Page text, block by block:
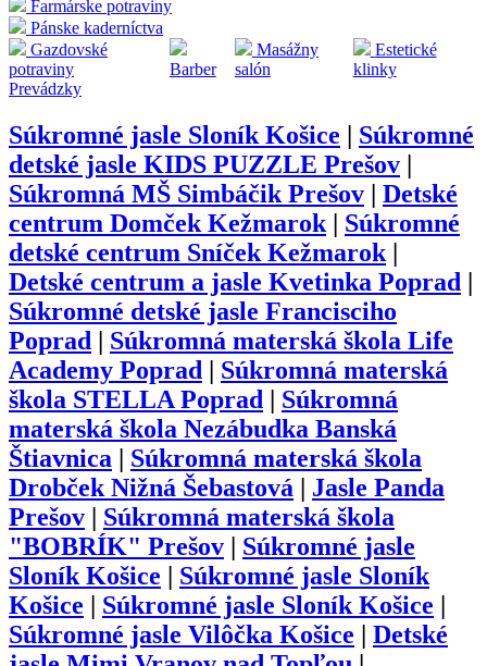
Farmárske potraviny
Pánske kaderníctva
Gazdovské
potraviny
Barber
Masážny
salón
Estetické
klinky
Prevádzky
Súkromné jasle Sloník Košice
Súkromné
detské jasle KIDS PUZZLE Prešov
Súkromná MŠ Simbáčik Prešov
Detské
centrum Domček Kežmarok| Súkromné
detské centrum Sníček Kežmarok|
Detské centrum a jasle Kvetinka Poprad
Súkromné detské jasle Francisciho
Poprad
Súkromná materská škola Life
Academy Poprad
Súkromná materská
škola STELLA Poprad
Súkromná
materská škola Nezábudka Banská
Štiavnica
Súkromná materská škola
Drobček Nižná Šebastová
Jasle Panda
Prešov
Súkromná materská škola
"BOBRÍK" Prešov
Súkromné jasle
Sloník Košice
Súkromné jasle Sloník
Košice
Súkromné jasle Sloník Košice
Súkromné jasle Vilôčka Košice
Detské